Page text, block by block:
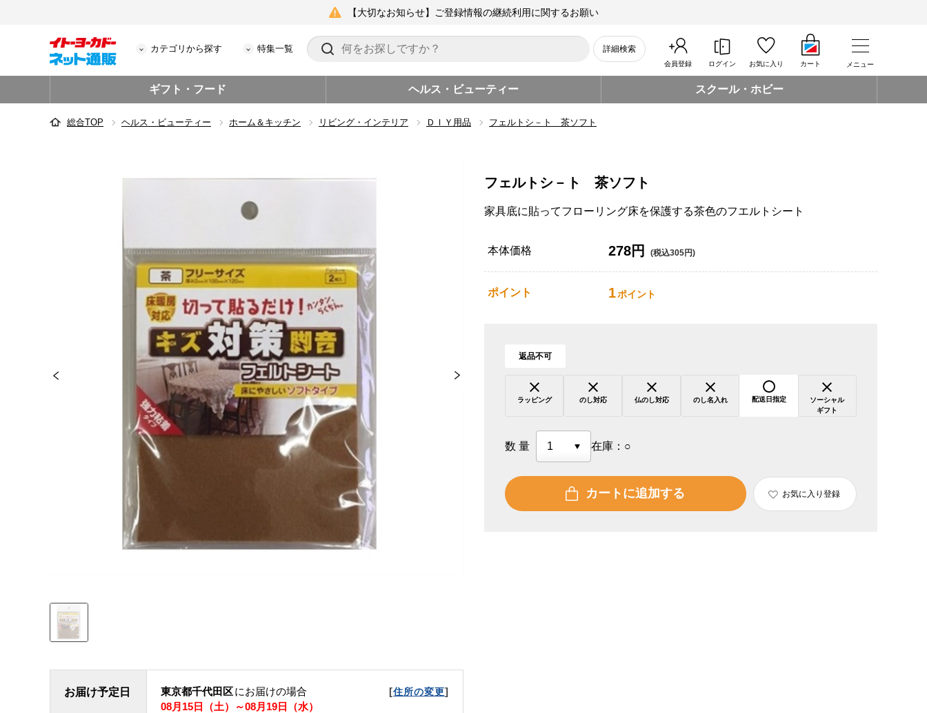
【大切なお知らせ】ご登録情報の継続利用に関するお願い
カテゴリから探す 特集一覧 詳細検索
会員登録 ログイン お気に入り カート メニュー
ギフト・フード ヘルス・ビューティー スクール・ホビー
総合TOP ヘルス・ビューティー ホーム＆キッチン リビング・インテリア ＤＩＹ用品 フェルトシ－ト 茶ソフト
お届け予定日 東京都千代田区にお届けの場合 [住所の変更]
08月15日（土）～08月19日（水）
フェルトシ－ト 茶ソフト
家具底に貼ってフローリング床を保護する茶色のフエルトシート
本体価格 278円 (税込305円)
ポイント 1ポイント
返品不可
ラッピング のし対応 仏のし対応 のし名入れ 配送日指定
ソーシャル
ギフト
数量 在庫： ○
カートに追加する お気に入り登録